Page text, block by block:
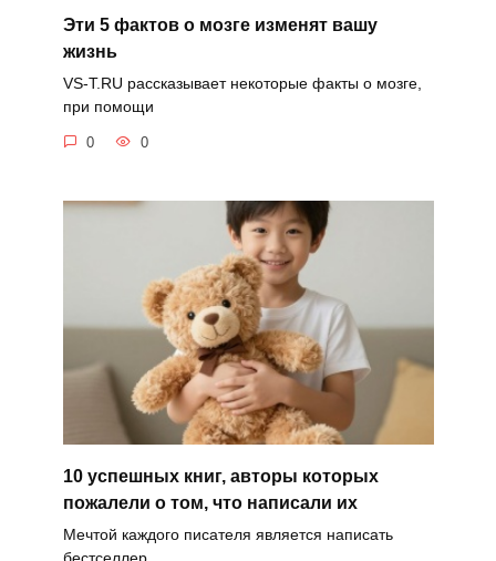
Эти 5 фактов о мозге изменят вашу
жизнь
VS-T.RU рассказывает некоторые факты о мозге,
при помощи
0 0
10 успешных книг, авторы которых
пожалели о том, что написали их
Мечтой каждого писателя является написать
бестселлер